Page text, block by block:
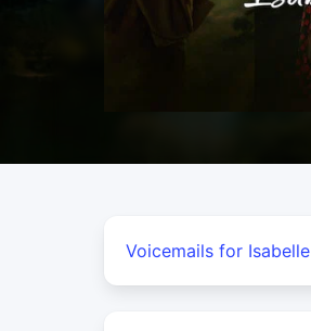
Voicemails for Isabelle